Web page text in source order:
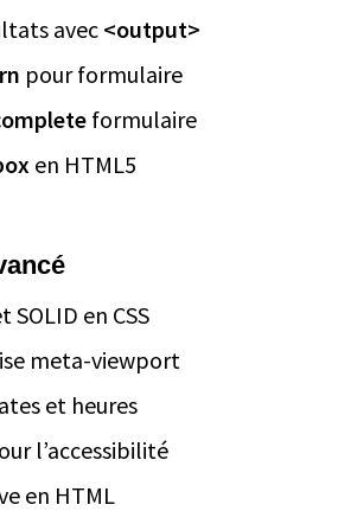
avec <output>
pour formulaire
formulaire
en HTML5
SOLID en CSS
meta-viewport
et heures
l’accessibilité
en HTML